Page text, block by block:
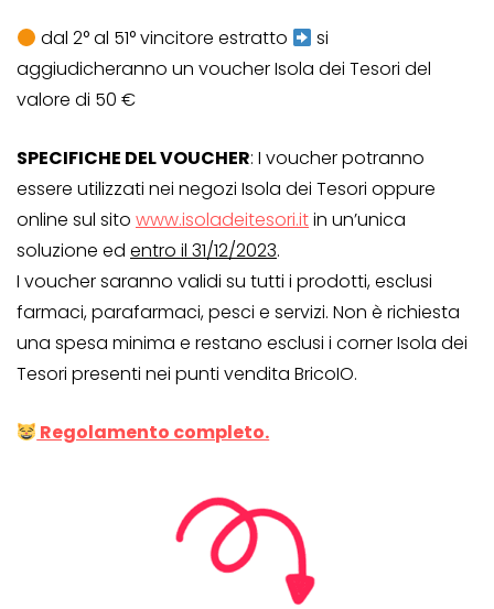
dal 2° al 51° vincitore estratto
si
aggiudicheranno un voucher Isola dei Tesori del
valore di 50 €
SPECIFICHE DEL VOUCHER: I voucher potranno
essere utilizzati nei negozi Isola dei Tesori oppure
online sul sito www.isoladeitesori.itin un’unica
soluzione ed entro il 31/12/2023.
I voucher saranno validi su tutti i prodotti, esclusi
farmaci, parafarmaci, pesci e servizi. Non è richiesta
una spesa minima e restano esclusi i corner Isola dei
Tesori presenti nei punti vendita BricoIO.
Regolamento completo.